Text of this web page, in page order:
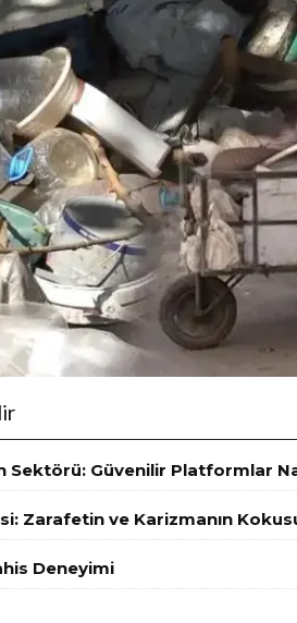
Sektörü: Güvenilir Platformlar
Zarafetin ve Karizmanın
Deneyimi